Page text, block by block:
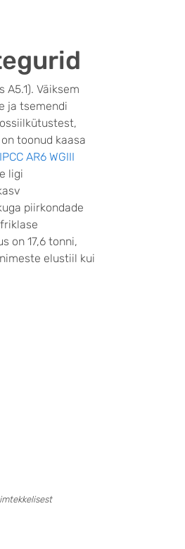
Väiksem
ja tsemendi
toonud kaasa
IPCC AR6 WGIII
ligi
piirkondade
on 17,6 tonni,
elustiil kui